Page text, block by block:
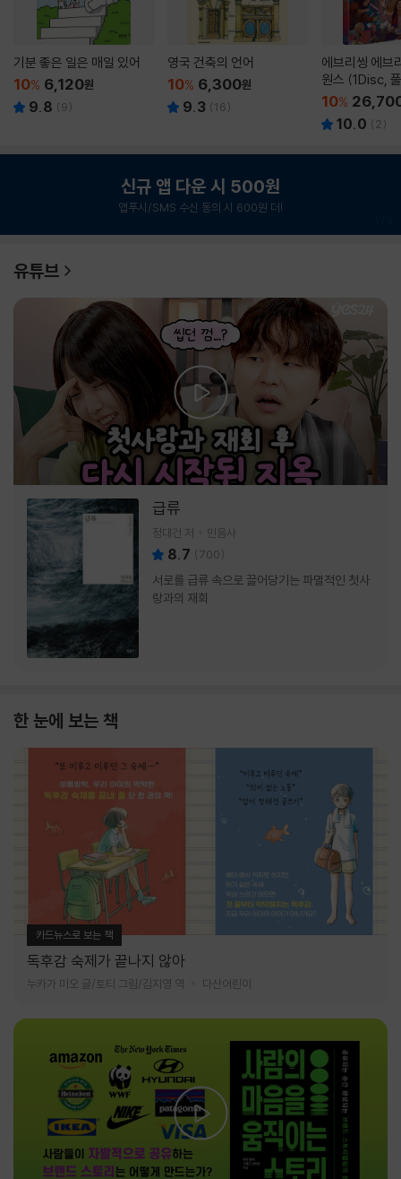
기분 좋은 일은 매일 있어
10% 6,120원
9.8 (9)
영국 건축의 언어
10% 6,300원
9.3 (16)
에브리씽 에브
원스 (1Disc,
판) : 블루레이
10%
10.0 ( 2)
신규 앱 다운 시 500원
앱푸시/SMS 수신 동의 시 600원 더!
유튜브
급류
정대건 저 민음사
8.7 (700)
서로를 급류 속으로 끌어당기는 파멸적인 첫사
랑과의 재회
한 눈에 보는 책
카드뉴스로 보는 책
독후감 숙제가 끝나지 않아
누카가 미오 글/토티 그림/김지영 역 다산어린이